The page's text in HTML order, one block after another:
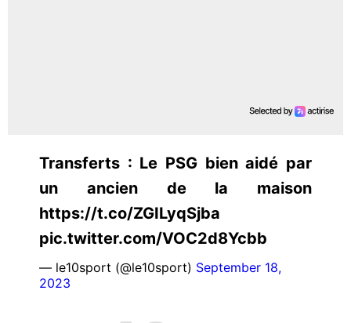
Transferts : Le PSG bien aidé par
un ancien de la maison
https://t.co/ZGILyqSjba
pic.twitter.com/VOC2d8Ycbb
— le10sport (@le10sport) September 18,
2023